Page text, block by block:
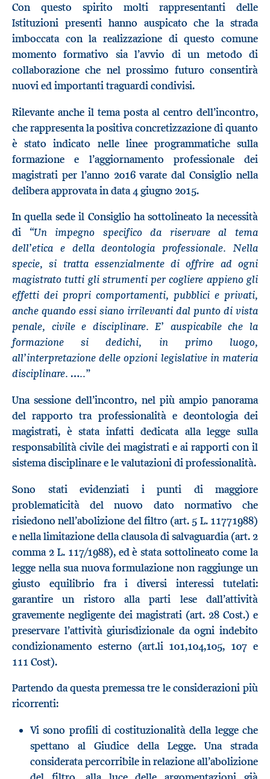
Con questo spirito molti rappresentanti delle
Istituzioni presenti hanno auspicato che la strada
imboccata con la realizzazione di questo comune
momento formativo sia l’avvio di un metodo di
collaborazione che nel prossimo futuro consentirà
nuovi ed importanti traguardi condivisi.
Rilevante anche il tema posta al centro dell’incontro,
che rappresenta la positiva concretizzazione di quanto
è stato indicato nelle linee programmatiche sulla
formazione e l’aggiornamento professionale dei
magistrati per l’anno 2016 varate dal Consiglio nella
delibera approvata in data 4 giugno 2015.
In quella sede il Consiglio ha sottolineato la necessità
di “Un impegno specifico da riservare al tema
dell’etica e della deontologia professionale. Nella
specie, si tratta essenzialmente di offrire ad ogni
magistrato tutti gli strumenti per cogliere appieno gli
effetti dei propri comportamenti, pubblici e privati,
anche quando essi siano irrilevanti dal punto di vista
penale, civile e disciplinare. E’ auspicabile che la
formazione si dedichi, in primo luogo,
all’interpretazione delle opzioni legislative in materia
disciplinare. …..”
Una sessione dell’incontro, nel più ampio panorama
del rapporto tra professionalità e deontologia dei
magistrati, è stata infatti dedicata alla legge sulla
responsabilità civile dei magistrati e ai rapporti con il
sistema disciplinare e le valutazioni di professionalità.
Sono stati evidenziati i punti di maggiore
problematicità del nuovo dato normativo che
risiedono nell’abolizione del filtro (art. 5 L. 11771988)
e nella limitazione della clausola di salvaguardia (art. 2
comma 2 L. 117/1988), ed è stata sottolineato come la
legge nella sua nuova formulazione non raggiunge un
giusto equilibrio fra i diversi interessi tutelati:
garantire un ristoro alla parti lese dall’attività
gravemente negligente dei magistrati (art. 28 Cost.) e
preservare l’attività giurisdizionale da ogni indebito
condizionamento esterno (art.li 101,104,105, 107 e
111 Cost).
Partendo da questa premessa tre le considerazioni più
ricorrenti:
Vi sono profili di costituzionalità della legge che
spettano al Giudice della Legge. Una strada
considerata percorribile in relazione all’abolizione